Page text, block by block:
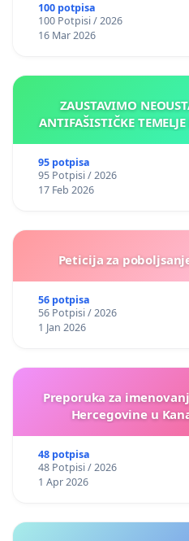
100 potpisa
100 Potpisi / 2026
16 Mar 2026
ZAUSTAVIMO
ANTIFAŠISTIČKE
95 potpisa
95 Potpisi / 2026
17 Feb 2026
Peticija za
56 potpisa
56 Potpisi / 2026
1 Jan 2026
Preporuka za
Hercegovine u
48 potpisa
48 Potpisi / 2026
1 Apr 2026